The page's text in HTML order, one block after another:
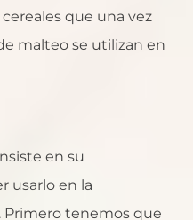
que una vez
malteo se utilizan en
en su
usarlo en la
Primero tenemos que